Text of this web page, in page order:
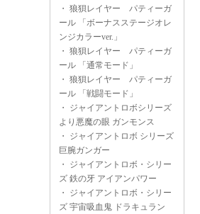
・ 狼狽レイヤー パティーガ
ール 「ボーナスステージオレ
ンジカラーver.」
・ 狼狽レイヤー パティーガ
ール 「通常モード」
・ 狼狽レイヤー パティーガ
ール 「戦闘モード」
・ ジャイアントロボシリーズ
より悪魔の眼 ガンモンス
・ ジャイアントロボ シリーズ
巨腕ガンガー
・ ジャイアントロボ・シリー
ズ 鉄の牙 アイアンパワー
・ ジャイアントロボ・シリー
ズ 宇宙吸血鬼 ドラキュラン